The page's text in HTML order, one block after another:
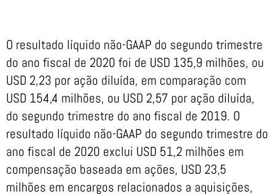
O resultado líquido não-GAAP do segundo trimestre
do ano fiscal de 2020 foi de USD 135,9 milhões, ou
USD 2,23 por ação diluída, em comparação com
USD 154,4 milhões, ou USD 2,57 por ação diluída,
do segundo trimestre do ano fiscal de 2019. O
resultado líquido não-GAAP do segundo trimestre do
ano fiscal de 2020 exclui USD 51,2 milhões em
compensação baseada em ações, USD 23,5
milhões em encargos relacionados a aquisições,